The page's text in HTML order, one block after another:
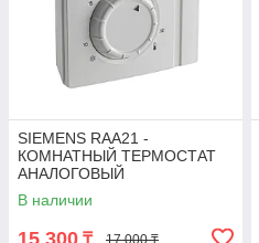
SIEMENS RAA21 -
КОМНАТНЫЙ ТЕРМОСТАТ
АНАЛОГОВЫЙ
В наличии
17 000 ₸